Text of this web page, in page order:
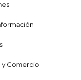
y Comercio